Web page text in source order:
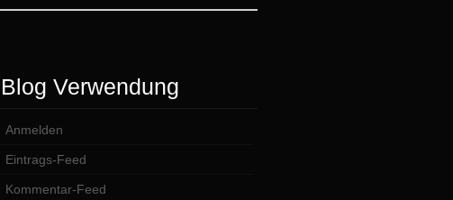
Blog Verwendung
Anmelden
Eintrags-Feed
Kommentar-Feed